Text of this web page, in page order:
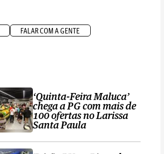
FALAR COM A GENTE
‘Quinta-Feira Maluca’
chega a PG com mais de
100 ofertas no Larissa
Santa Paula